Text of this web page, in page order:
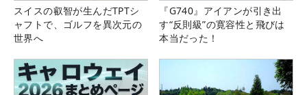
スイスの叡智が生んだTPTシ
ャフトで、ゴルフを異次元の
世界へ
『G740』アイアンが引き出
す“反則級”の寛容性と飛びは
本当だった！